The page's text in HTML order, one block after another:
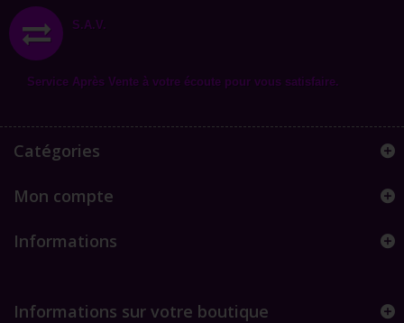
S.A.V.
Service Après Vente à votre écoute pour vous satisfaire.
Catégories
Mon compte
Informations
Informations sur votre boutique